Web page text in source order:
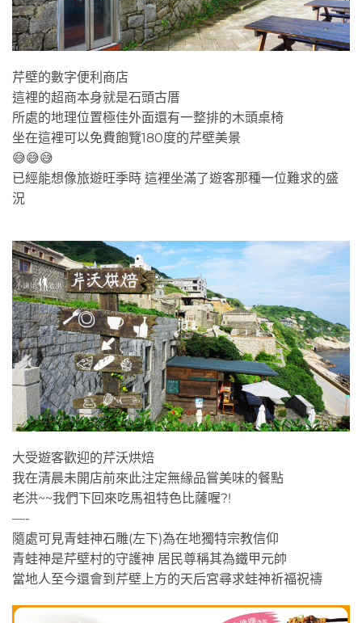
芹壁的數字便利商店
這裡的超商本身就是石頭古厝
所處的地理位置極佳外面還有一整排的木頭桌椅
坐在這裡可以免費飽覽180度的芹壁美景
😅😅😅
已經能想像旅遊旺季時 這裡坐滿了遊客那種一位難求的盛
況
大受遊客歡迎的芹沃烘焙
我在清晨未開店前來此注定無緣品嘗美味的餐點
老洪~~我們下回來吃馬祖特色比薩喔?!
—-
隨處可見青蛙神石雕(左下)為在地獨特宗教信仰
青蛙神是芹壁村的守護神 居民尊稱其為鐵甲元帥
當地人至今還會到芹壁上方的天后宮尋求蛙神祈福祝禱